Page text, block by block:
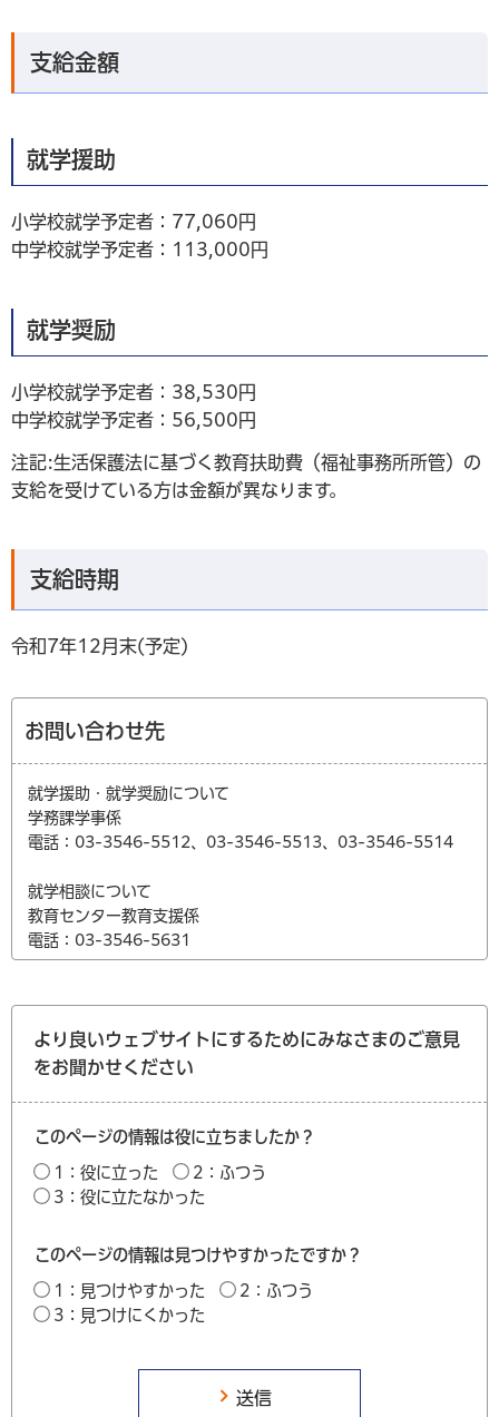
支給金額
就学援助
小学校就学予定者：77,060円
中学校就学予定者：113,000円
就学奨励
小学校就学予定者：38,530円
中学校就学予定者：56,500円
注記:生活保護法に基づく教育扶助費（福祉事務所所管）の
支給を受けている方は金額が異なります。
支給時期
令和7年12月末(予定)
お問い合わせ先
就学援助・就学奨励について
学務課学事係
電話：03-3546-5512、03-3546-5513、03-3546-5514
就学相談について
教育センター教育支援係
電話：03-3546-5631
より良いウェブサイトにするためにみなさまのご意見
をお聞かせください
このページの情報は役に立ちましたか？
1：役に立った
2：ふつう
3：役に立たなかった
このページの情報は見つけやすかったですか？
1：見つけやすかった
2：ふつう
3：見つけにくかった